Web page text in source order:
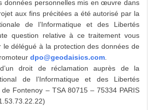
données personnelles mis en œuvre dans
aux fins précitées a été autorisé par la
de l’Informatique et des Libertés
question relative à ce traitement vous
le délégué à la protection des données de
dpo@geodaisics.com.
droit de réclamation auprès de la
de l’Informatique et des Libertés
Fontenoy – TSA 80715 – 75334 PARIS